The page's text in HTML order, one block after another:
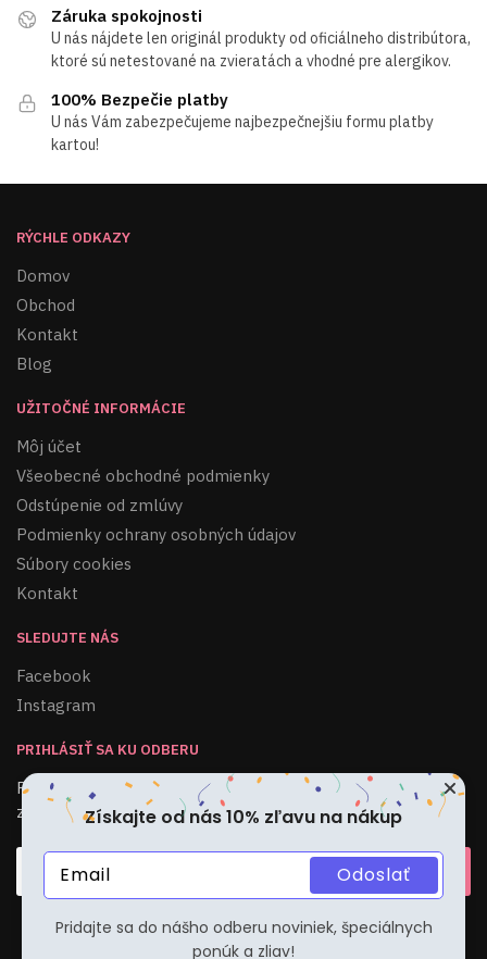
Záruka spokojnosti
U nás nájdete len originál produkty od oficiálneho distribútora,
ktoré sú netestované na zvieratách a vhodné pre alergikov.
100% Bezpečie platby
U nás Vám zabezpečujeme najbezpečnejšiu formu platby
kartou!
RÝCHLE ODKAZY
Domov
Obchod
Kontakt
Blog
UŽITOČNÉ INFORMÁCIE
Môj účet
Všeobecné obchodné podmienky
Odstúpenie od zmlúvy
Podmienky ochrany osobných údajov
Súbory cookies
Kontakt
SLEDUJTE NÁS
Facebook
Instagram
PRIHLÁSIŤ SA KU ODBERU
Pridajte sa do nášho odberu noviniek, špeciálnych ponúk a
zliav!
Získajte od nás 10% zľavu na nákup
Odoslať
Pridajte sa do nášho odberu noviniek, špeciálnych
ponúk a zliav!